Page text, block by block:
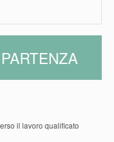
il lavoro qualificato